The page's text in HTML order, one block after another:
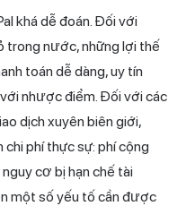
khá dễ đoán. Đối với
trong nước, những lợi thế
toán dễ dàng, uy tín
nhược điểm. Đối với các
dịch xuyên biên giới,
chi phí thực sự: phí cộng
cơ bị hạn chế tài
một số yếu tố cần được